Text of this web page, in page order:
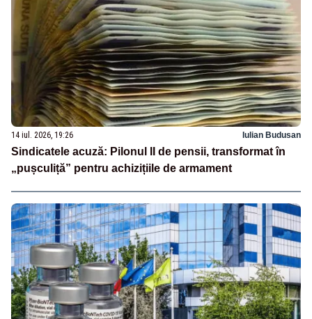
14 iul. 2026, 19:26 Iulian Budusan
Sindicatele acuză: Pilonul II de pensii, transformat în
„pușculiță” pentru achizițiile de armament